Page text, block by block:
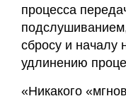
процесса
сбросу и началу
удлинению
«Никакого